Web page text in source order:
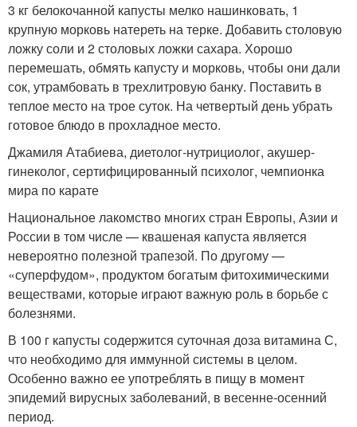
3 кг белокочанной капусты мелко нашинковать, 1
крупную морковь натереть на терке. Добавить столовую
ложку соли и 2 столовых ложки сахара. Хорошо
перемешать, обмять капусту и морковь, чтобы они дали
сок, утрамбовать в трехлитровую банку. Поставить в
теплое место на трое суток. На четвертый день убрать
готовое блюдо в прохладное место.
Джамиля Атабиева, диетолог-нутрициолог, акушер-
гинеколог, сертифицированный психолог, чемпионка
мира по карате
Национальное лакомство многих стран Европы, Азии и
России в том числе — квашеная капуста является
невероятно полезной трапезой. По другому —
«суперфудом», продуктом богатым фитохимическими
веществами, которые играют важную роль в борьбе с
болезнями.
В 100 г капусты содержится суточная доза витамина С,
что необходимо для иммунной системы в целом.
Особенно важно ее употреблять в пищу в момент
эпидемий вирусных заболеваний, в весенне-осенний
период.